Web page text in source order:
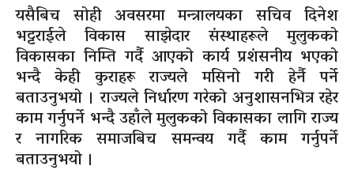
यसैबिच सोही अवसरमा मन्त्रालयका सचिव दिनेश
भट्टराईले विकास साझेदार संस्थाहरूले मुलुकको
विकासका निम्ति गर्दै आएको कार्य प्रशंसनीय भएको
भन्दै केही कुराहरू राज्यले मसिनो गरी हेर्नै पर्ने
बताउनुभयो । राज्यले निर्धारण गरेको अनुशासनभित्र रहेर
काम गर्नुपर्ने भन्दै उहाँले मुलुकको विकासका लागि राज्य
र नागरिक समाजबिच समन्वय गर्दै काम गर्नुपर्ने
बताउनुभयो ।